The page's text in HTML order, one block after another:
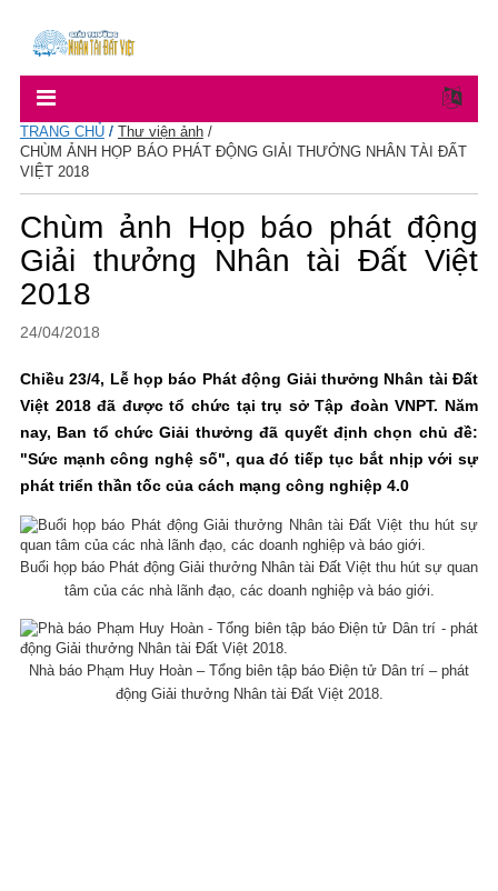
TRANG CHỦ/ Thư viện ảnh/
CHÙM ẢNH HỌP BÁO PHÁT ĐỘNG GIẢI THƯỞNG NHÂN TÀI ĐẤT
VIỆT 2018
Chùm ảnh Họp báo phát động
Giải thưởng Nhân tài Đất Việt
2018
24/04/2018
Chiều 23/4, Lễ họp báo Phát động Giải thưởng Nhân tài Đất
Việt 2018 đã được tổ chức tại trụ sở Tập đoàn VNPT. Năm
nay, Ban tổ chức Giải thưởng đã quyết định chọn chủ đề:
"Sức mạnh công nghệ số", qua đó tiếp tục bắt nhịp với sự
phát triển thần tốc của cách mạng công nghiệp 4.0
Buổi họp báo Phát động Giải thưởng Nhân tài Đất Việt thu hút sự quan
tâm của các nhà lãnh đạo, các doanh nghiệp và báo giới.
Nhà báo Phạm Huy Hoàn – Tổng biên tập báo Điện tử Dân trí – phát
động Giải thưởng Nhân tài Đất Việt 2018.